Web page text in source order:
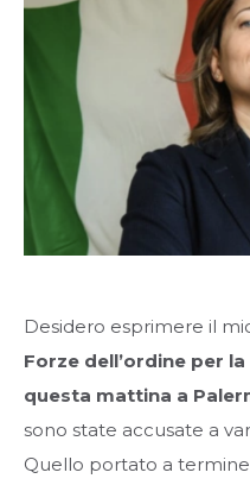
Desidero esprimere il
Forze dell’ordine per
questa mattina a
sono state accusate a
Quello portato a